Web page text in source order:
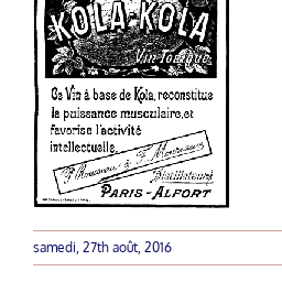
samedi, 27th août, 2016